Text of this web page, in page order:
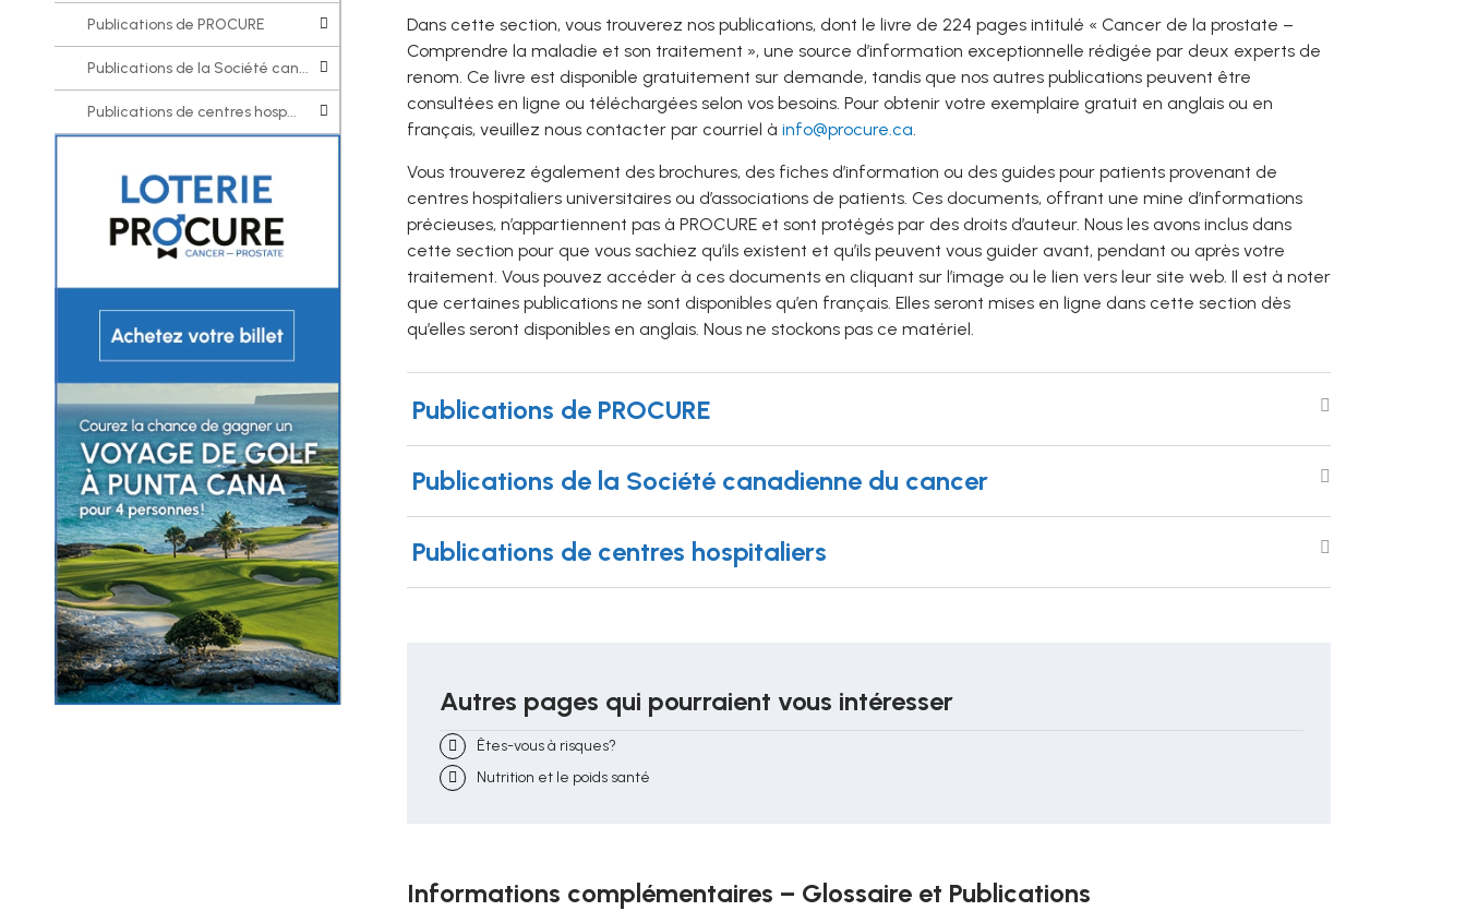
Publications de PROCURE
Publications de la Société can...
Publications de centres hosp...
Dans cette section, vous trouverez nos publications, dont le livre de 224 pages intitulé « Cancer de la prostate –
Comprendre la maladie et son traitement », une source d’information exceptionnelle rédigée par deux experts de
renom. Ce livre est disponible gratuitement sur demande, tandis que nos autres publications peuvent être
consultées en ligne ou téléchargées selon vos besoins. Pour obtenir votre exemplaire gratuit en anglais ou en
français, veuillez nous contacter par courriel à info@procure.ca.
Vous trouverez également des brochures, des fiches d’information ou des guides pour patients provenant de
centres hospitaliers universitaires ou d’associations de patients. Ces documents, offrant une mine d’informations
précieuses, n’appartiennent pas à PROCURE et sont protégés par des droits d’auteur. Nous les avons inclus dans
cette section pour que vous sachiez qu’ils existent et qu’ils peuvent vous guider avant, pendant ou après votre
traitement. Vous pouvez accéder à ces documents en cliquant sur l’image ou le lien vers leur site web. Il est à noter
que certaines publications ne sont disponibles qu’en français. Elles seront mises en ligne dans cette section dès
qu’elles seront disponibles en anglais. Nous ne stockons pas ce matériel.
Publications de PROCURE
Publications de la Société canadienne du cancer
Publications de centres hospitaliers
Autres pages qui pourraient vous intéresser
Êtes-vous à risques?
Nutrition et le poids santé
Informations complémentaires – Glossaire et Publications